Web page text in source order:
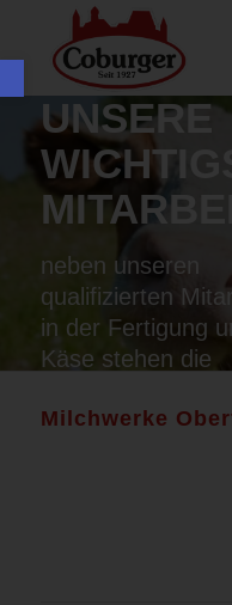
Werkzeugleiste öffnen
UNSERE
neben unseren
qualifizierten
in der Fertigung
Käse stehen die
unseren
Milchwerke